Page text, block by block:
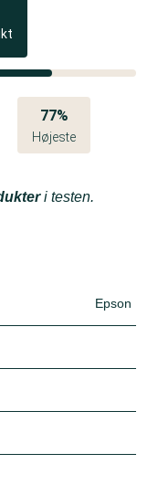
77%
Højeste
i testen.
Epson